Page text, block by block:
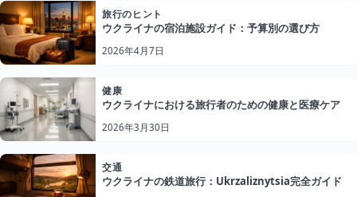
旅行のヒント
ウクライナの宿泊施設ガイド：予算別の選び方
2026年4月7日
健康
ウクライナにおける旅行者のための健康と医療ケア
2026年3月30日
交通
ウクライナの鉄道旅行：Ukrzaliznytsia完全ガイド